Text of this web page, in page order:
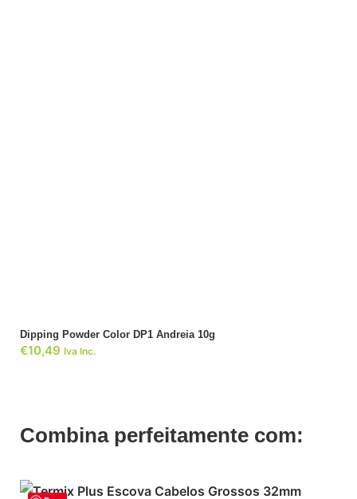
Dipping Powder Color DP1 Andreia 10g
€10,49 Iva Inc.
Combina perfeitamente com: